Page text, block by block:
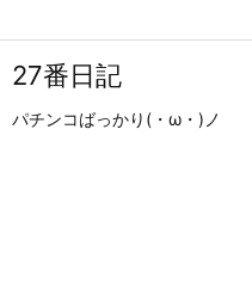
27番日記
パチンコばっかり(・ω・)ノ